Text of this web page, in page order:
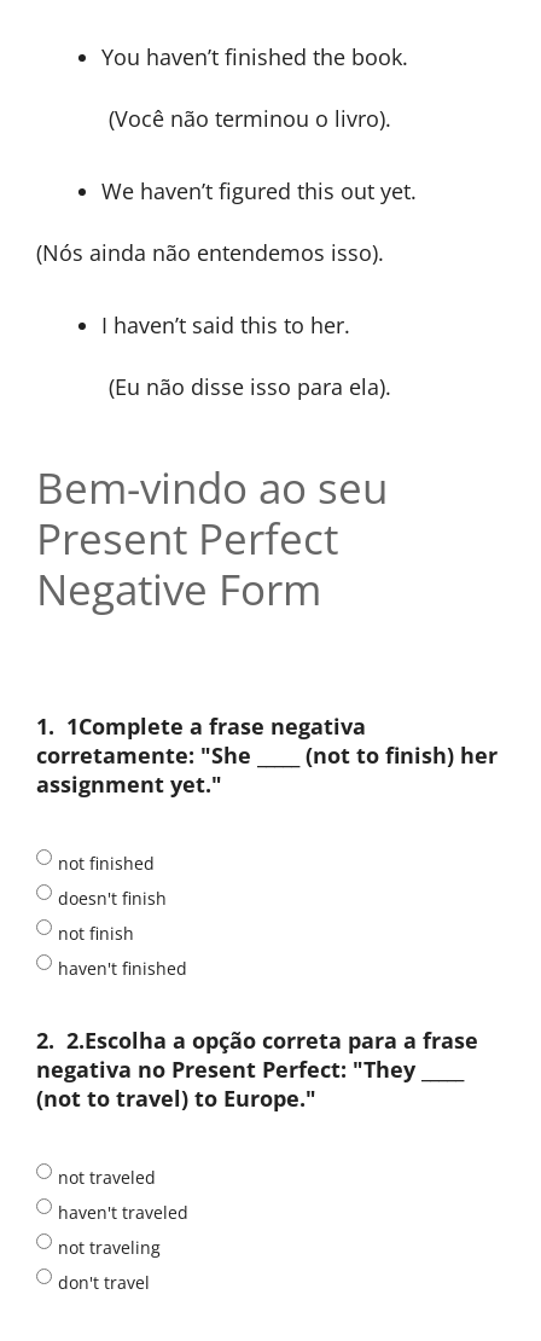
You haven’t finished the book.
(Você não terminou o livro).
We haven’t figured this out yet.
(Nós ainda não entendemos isso).
I haven’t said this to her.
(Eu não disse isso para ela).
Bem-vindo ao seu
Present Perfect
Negative Form
1. 1Complete a frase negativa
corretamente: "She _____ (not to finish) her
assignment yet."
not finished
doesn't finish
not finish
haven't finished
2. 2.Escolha a opção correta para a frase
negativa no Present Perfect: "They _____
(not to travel) to Europe."
not traveled
haven't traveled
not traveling
don't travel